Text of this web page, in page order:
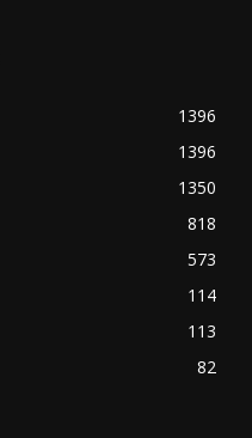
1396
1396
1350
818
573
114
113
82